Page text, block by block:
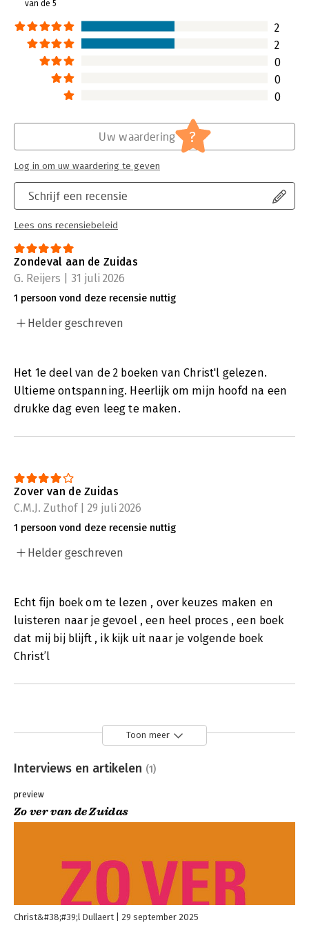
Hoofdrubriek:
Jongbloed:
Juridische beroepen - Advocatuur
van de 5
2
2
0
0
0
Schrijf een recensie
Lees ons recensiebeleid
Uw waardering ?
Log in om uw waardering te geven
Zondeval aan de Zuidas
G. Reijers | 31 juli 2026
1 persoon vond deze recensie nuttig
Helder geschreven
Het 1e deel van de 2 boeken van Christ'l gelezen.
Ultieme ontspanning. Heerlijk om mijn hoofd na een
drukke dag even leeg te maken.
Zover van de Zuidas
C.M.J. Zuthof | 29 juli 2026
1 persoon vond deze recensie nuttig
Helder geschreven
Echt fijn boek om te lezen , over keuzes maken en
luisteren naar je gevoel , een heel proces , een boek
dat mij bij blijft , ik kijk uit naar je volgende boek
Christ’l
Toon meer
Interviews en artikelen (1)
preview
Zo ver van de Zuidas
Christ&#38;#39;l Dullaert 29 september 2025